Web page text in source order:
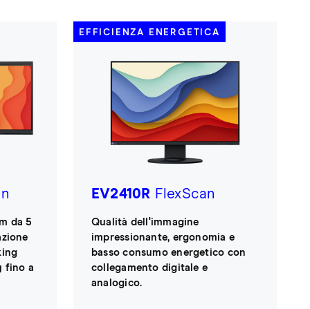
da 5
fino a
EFFICIENZA ENERGETICA
EV2410R FlexScan
Qualità dell'immagine
impressionante, ergonomia e
basso consumo energetico con
collegamento digitale e
analogico.